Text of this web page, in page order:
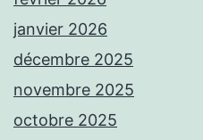
janvier 2026
décembre 2025
novembre 2025
octobre 2025